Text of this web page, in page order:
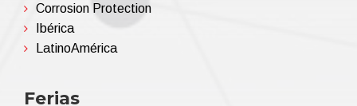
Corrosion Protection
Ibérica
LatinoAmérica
Ferias